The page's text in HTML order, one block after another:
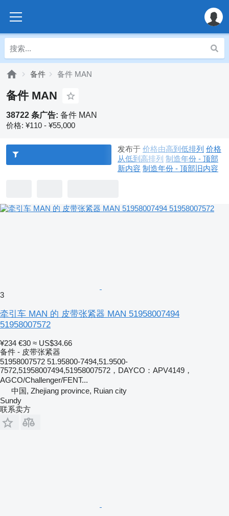
备件 备件 MAN
备件 MAN
38722 条广告: 备件 MAN
价格: ¥110 - ¥55,000
发布于 价格由高到低排列 价格
从低到高排列 制造年份 - 顶部
新内容 制造年份 - 顶部旧内容
3
牵引车 MAN 的 皮带张紧器 MAN 51958007494
51958007572
¥234 €30 ≈ US$34.66
备件 - 皮带张紧器
51958007572 51.95800-7494,51.9500-
7572,51958007494,51958007572，DAYCO：APV4149，
AGCO/Challenger/FENT...
中国, Zhejiang province, Ruian city
Sundy
联系卖方